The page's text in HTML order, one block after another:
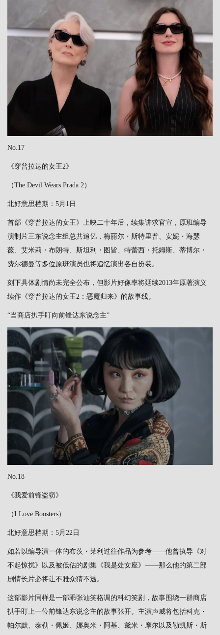
No.17
《穿普拉达的女王2》
（The Devil Wears Prada 2）
北好意思档期：5月1日
首部《穿普拉达的女王》上映二十年后，续集讲求官宣，原班编导
演制片三东说念主组总共追忆，梅丽尔・斯特里普、安妮・海瑟
薇、艾米莉・布朗特、斯坦利・图皆、特蕾西・托姆斯、蒂博尔・
费尔德曼等多位原班演员也将追忆演出各自扮装。
刻下具体剧情尚未完全公布，但影片好像率将延续2013年原著演义
续作《穿普拉达的女王2：恶魔归来》的故事线。
“当商店扒手盯向前锋达东说念主”
No.18
《我爱前锋盗窃》
（I Love Boosters）
北好意思档期：5月22日
如若以编导演一体的布茨・莱利过往作品为参考——他曾执导《对
不起惊扰》以及被低估的剧集《我是处女座》——那么他的第二部
剧情长片必将让不雅众猜不透。
这部影片同样是一部乖张讪笑格调的科幻笑剧，故事围绕一群商店
扒手盯上一位前锋达东说念主的故事张开。主演声威将包括科克・
帕尔默、泰勒・佩姬、娜奥米・阿基、黛米・摩尔以及勒凯斯・斯